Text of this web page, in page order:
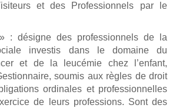
et des Professionnels par le
: désigne des professionnels de la
investis dans le domaine du
et de la leucémie chez l’enfant,
soumis aux règles de droit
ordinales et professionnelles
de leurs professions. Sont des